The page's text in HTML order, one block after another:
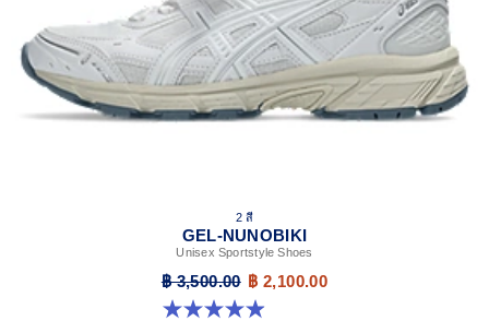
2 สี
GEL-NUNOBIKI
Unisex Sportstyle Shoes
฿ 3,500.00 ฿ 2,100.00
4.9 จาก 5 ดาว 17 รีวิว